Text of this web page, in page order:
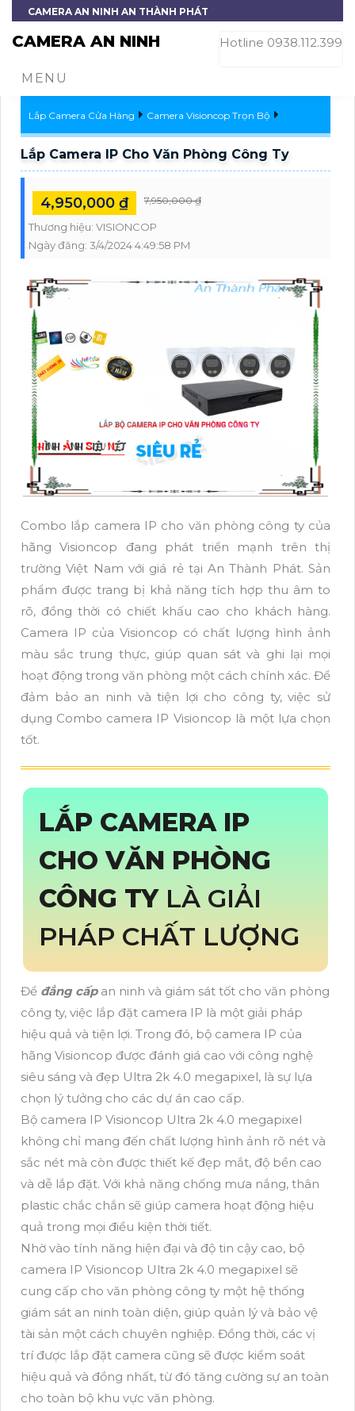
CAMERA AN NINH AN THÀNH PHÁT
CAMERA AN NINH Hotline 0938.112.399
MENU
Lắp Camera Cửa Hàng Camera Visioncop Trọn Bộ
Lắp Camera IP Cho Văn Phòng Công Ty
4,950,000 ₫ 7,950,000 ₫
Thương hiệu: VISIONCOP
Ngày đăng: 3/4/2024 4:49:58 PM
Combo lắp camera IP cho văn phòng công ty của
hãng Visioncop đang phát triển mạnh trên thị
trường Việt Nam với giá rẻ tại An Thành Phát. Sản
phẩm được trang bị khả năng tích hợp thu âm to
rõ, đồng thời có chiết khấu cao cho khách hàng.
Camera IP của Visioncop có chất lượng hình ảnh
màu sắc trung thực, giúp quan sát và ghi lại mọi
hoạt động trong văn phòng một cách chính xác. Để
đảm bảo an ninh và tiện lợi cho công ty, việc sử
dụng Combo camera IP Visioncop là một lựa chọn
tốt.
LẮP CAMERA IP
CHO VĂN PHÒNG
CÔNG TYLÀ GIẢI
PHÁP CHẤT LƯỢNG
Để đẳng cấpan ninh và giám sát tốt cho văn phòng
công ty, việc lắp đặt camera IP là một giải pháp
hiệu quả và tiện lợi. Trong đó, bộ camera IP của
hãng Visioncop được đánh giá cao với công nghệ
siêu sáng và đẹp Ultra 2k 4.0 megapixel, là sự lựa
chọn lý tưởng cho các dự án cao cấp.
Bộ camera IP Visioncop Ultra 2k 4.0 megapixel
không chỉ mang đến chất lượng hình ảnh rõ nét và
sắc nét mà còn được thiết kế đẹp mắt, độ bền cao
và dễ lắp đặt. Với khả năng chống mưa nắng, thân
plastic chắc chắn sẽ giúp camera hoạt động hiệu
quả trong mọi điều kiện thời tiết.
Nhờ vào tính năng hiện đại và độ tin cậy cao, bộ
camera IP Visioncop Ultra 2k 4.0 megapixel sẽ
cung cấp cho văn phòng công ty một hệ thống
giám sát an ninh toàn diện, giúp quản lý và bảo vệ
tài sản một cách chuyên nghiệp. Đồng thời, các vị
trí được lắp đặt camera cũng sẽ được kiểm soát
hiệu quả và đồng nhất, từ đó tăng cường sự an toàn
cho toàn bộ khu vực văn phòng.